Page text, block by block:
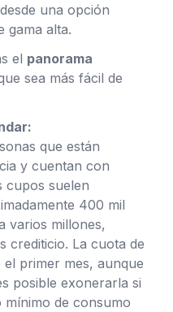
una opción
gama alta.
el panorama
sea más fácil de
que están
y cuentan con
cupos suelen
400 mil
varios millones,
crediticio. La cuota de
primer mes, aunque
posible exonerarla si
de consumo